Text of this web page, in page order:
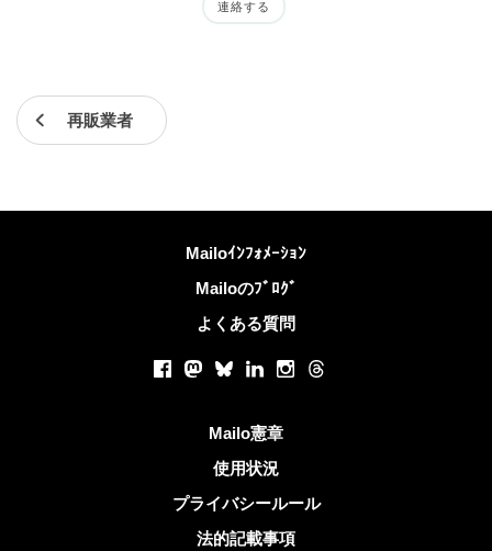
連絡する
再販業者
Mailoｲﾝﾌｫﾒｰｼｮﾝ
Mailoのﾌﾞﾛｸﾞ
よくある質問
Facebook
Mastodon
BlueskyLinkedInInstagram
Threads
Mailo憲章
使用状況
プライバシールール
法的記載事項